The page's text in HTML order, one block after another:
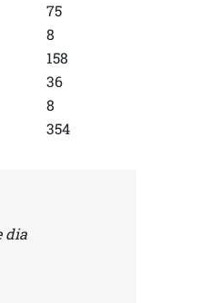
75
8
158
36
8
354
dia